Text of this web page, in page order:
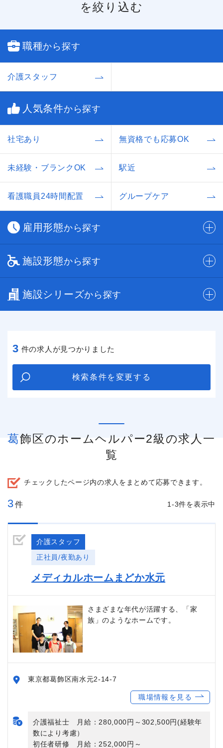
を絞り込む
職種から探す
介護スタッフ
人気条件から探す
社宅あり 無資格でも応募OK
未経験・ブランクOK 駅近
看護職員24時間配置 グループケア
雇用形態から探す
施設形態から探す
施設シリーズから探す
3 件の求人が見つかりました
検索条件を変更する
葛飾区のホームヘルパー2級の求人一
覧
チェックしたページ内の求人をまとめて応募できます。
3件 1-3件を表示中
介護スタッフ
正社員/夜勤あり
メディカルホームまどか水元
さまざまな年代が活躍する、「家
族」のようなホームです。
東京都葛飾区南水元2-14-7
職場情報を見る
介護福祉士 月給：280,000円～302,500円(経験年
数により考慮）
初任者研修 月給：252,000円～